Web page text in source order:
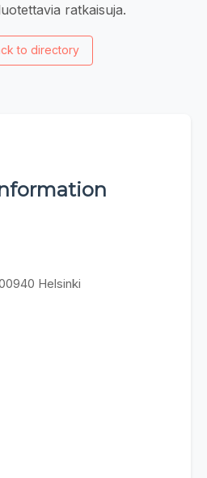
ratkaisuja.
to directory
Helsinki